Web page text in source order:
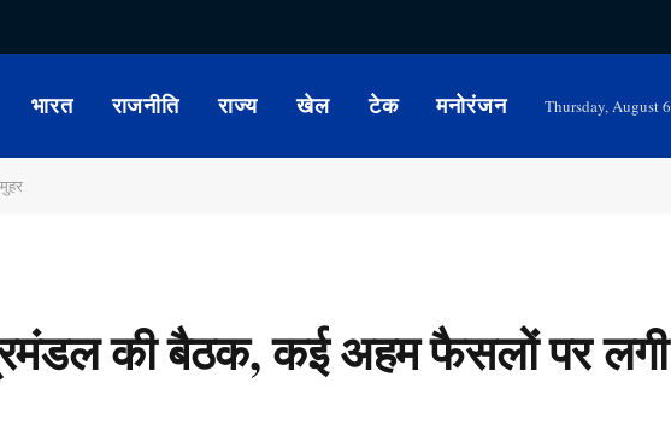
भारत राजनीति राज्य खेल टेक मनोरंजन Thursday, August 6
की बैठक, कई अहम फैसलों पर लगी